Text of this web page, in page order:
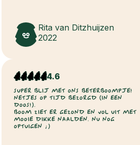
Rita van Ditzhuijzen
2022
4.6
SUPER BLIJ MET ONS BETERBOOMPJE!
NETJES OP TIJD BEZORGD (IN EEN
DOOS!).
BOOM ZIET ER GEZOND EN VOL UIT MET
MOOIE DIKKE NAALDEN. NU NOG
OPTUIGEN ;)